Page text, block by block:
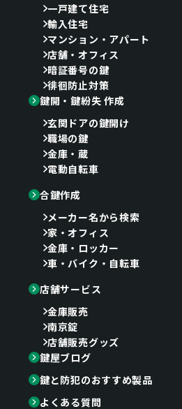
一戸建て住宅
輸入住宅
マンション・アパート
店舗・オフィス
暗証番号の鍵
徘徊防止対策
鍵開・鍵紛失 作成
玄関ドアの鍵開け
職場の鍵
金庫・蔵
電動自転車
合鍵作成
メーカー名から検索
家・オフィス
金庫・ロッカー
車・バイク・自転車
店舗サービス
金庫販売
南京錠
店舗販売グッズ
鍵屋ブログ
鍵と防犯のおすすめ製品
よくある質問